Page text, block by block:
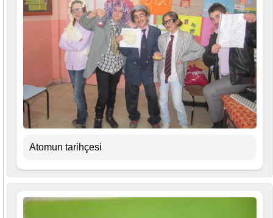
Atomun tarihçesi